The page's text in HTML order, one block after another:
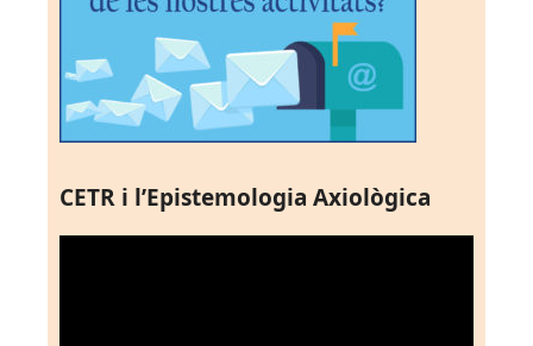
CETR i l’Epistemologia Axiològica